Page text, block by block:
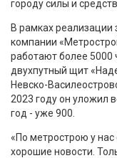
городу силы и
В рамках реализации
компании
работают более 5000
двухпутный щит
Невско-
2023 году он уложил
год - уже 900.
«По метрострою у
хорошие новости.